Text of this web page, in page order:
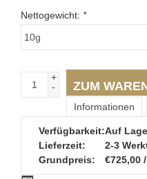
Nettogewicht: *
+
-
ZUM
Informationen
Verfügbarkeit:Auf
Lieferzeit:
2-3
Grundpreis:
€725,00